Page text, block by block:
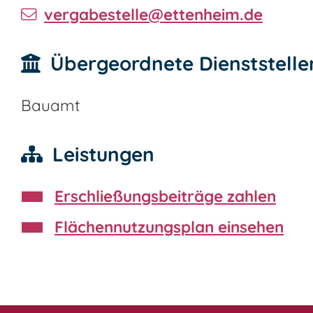
vergabestelle@ettenheim.de
Übergeordnete
Bauamt
Leistungen
Erschließungsbeiträge zahlen
Flächennutzungsplan einsehen